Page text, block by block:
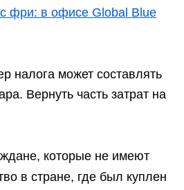
фри: в офисе Global Blue
налога может составлять
Вернуть часть затрат на
которые не имеют
в стране, где был куплен